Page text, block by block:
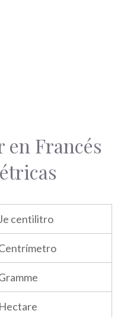
en Francés
centilitro
Hectare